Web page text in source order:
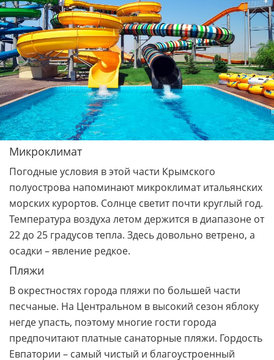
Микроклимат
Погодные условия в этой части Крымского
полуострова напоминают микроклимат итальянских
морских курортов. Солнце светит почти круглый год.
Температура воздуха летом держится в диапазоне от
22 до 25 градусов тепла. Здесь довольно ветрено, а
осадки – явление редкое.
Пляжи
В окрестностях города пляжи по большей части
песчаные. На Центральном в высокий сезон яблоку
негде упасть, поэтому многие гости города
предпочитают платные санаторные пляжи. Гордость
Евпатории – самый чистый и благоустроенный